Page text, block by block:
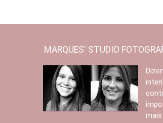
MARQUES' STUDIO